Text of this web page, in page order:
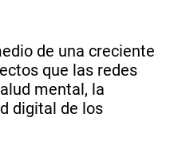
de una creciente
que las redes
mental, la
digital de los